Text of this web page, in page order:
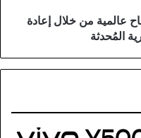
عالمية من خلال إعادة
المُحدثة